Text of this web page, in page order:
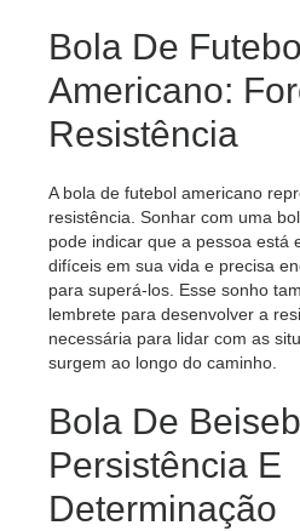
Bola De Futebol
Americano:
Resistência
A bola de futebol americano
resistência. Sonhar com uma
pode indicar que a pessoa está
difíceis em sua vida e precisa
para superá-los. Esse sonho
lembrete para desenvolver a
necessária para lidar com as
surgem ao longo do caminho.
Bola De
Persistência E
Determinação